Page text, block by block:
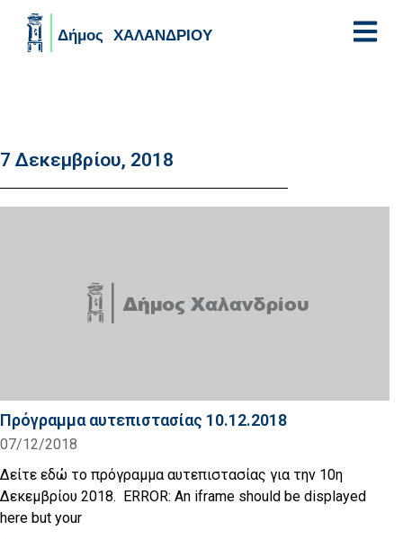
7 Δεκεμβρίου, 2018
Πρόγραμμα αυτεπιστασίας 10.12.2018
07/12/2018
Δείτε εδώ το πρόγραμμα αυτεπιστασίας για την 10η
Δεκεμβρίου 2018. ERROR: An iframe should be displayed
here but your